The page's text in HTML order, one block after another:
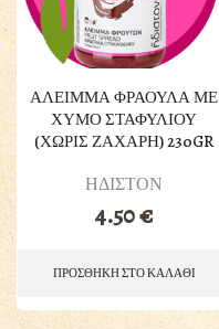
ΑΛΕΙΜΜΑ ΦΡΑΟΥΛΑ ΜΕ
ΧΥΜΟ ΣΤΑΦΥΛΙΟΥ
(ΧΩΡΙΣ ΖΑΧΑΡΗ) 230GR
ΗΔΙΣΤΟΝ
4.50€
ΠΡΟΣΘΗΚΗ ΣΤΟ ΚΑΛΑΘΙ